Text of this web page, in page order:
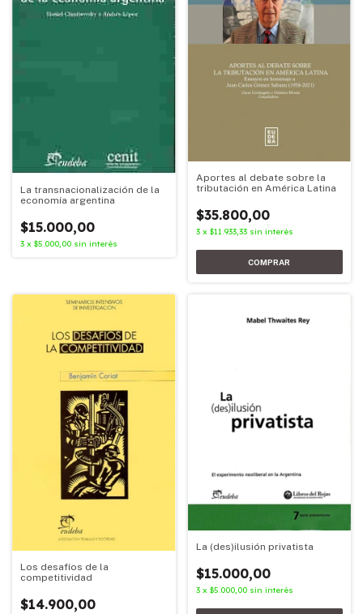
La transnacionalización de la
economía argentina
$15.000,00
3 x $5.000,00 sin interés
Aportes al debate sobre la
tributación en América Latina
$35.800,00
3 x $11.933,33 sin interés
Los desafíos de la
competitividad
$14.900,00
La (des)ilusión privatista
$15.000,00
3 x $5.000,00 sin interés